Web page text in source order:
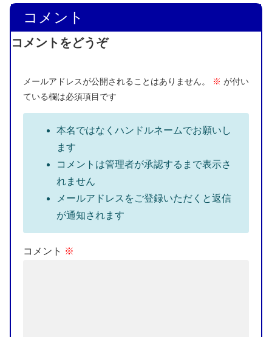
コメント
コメントをどうぞ
メールアドレスが公開されることはありません。 ※ が付い
ている欄は必須項目です
本名ではなくハンドルネームでお願いし
ます
コメントは管理者が承認するまで表示さ
れません
メールアドレスをご登録いただくと返信
が通知されます
コメント ※